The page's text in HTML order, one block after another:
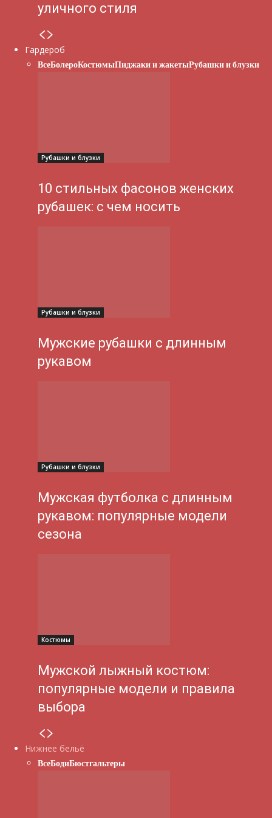
уличного стиля
Гардероб
ВсеБолероКостюмыПиджаки и жакетыРубашки и блузки
Рубашки и блузки
10 стильных фасонов женских
рубашек: с чем носить
Рубашки и блузки
Мужские рубашки с длинным
рукавом
Рубашки и блузки
Мужская футболка с длинным
рукавом: популярные модели
сезона
Костюмы
Мужской лыжный костюм:
популярные модели и правила
выбора
Нижнее бельё
ВсеБодиБюстгальтеры